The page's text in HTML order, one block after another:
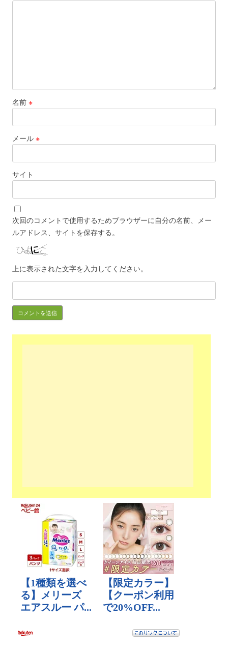
名前 ※
メール ※
サイト
次回のコメントで使用するためブラウザーに自分の名前、メー
ルアドレス、サイトを保存する。
上に表示された文字を入力してください。